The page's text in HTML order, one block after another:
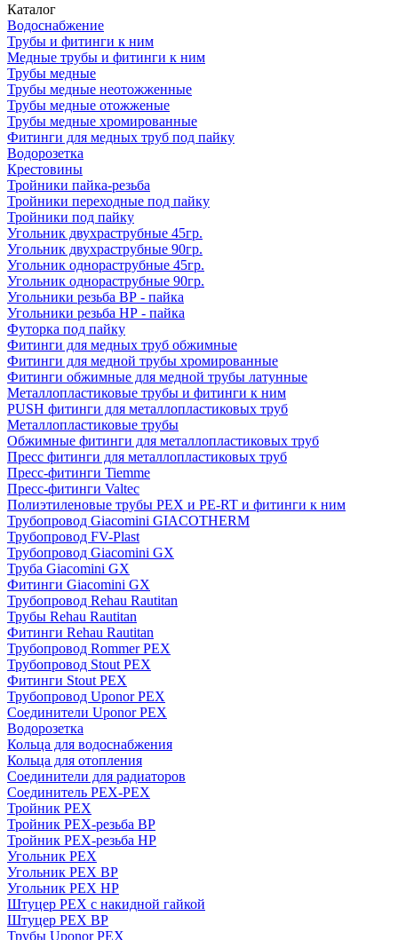
Каталог
Водоснабжение
Трубы и фитинги к ним
Медные трубы и фитинги к ним
Трубы медные
Трубы медные неотожженные
Трубы медные отожженые
Трубы медные хромированные
Фитинги для медных труб под пайку
Водорозетка
Крестовины
Тройники пайка-резьба
Тройники переходные под пайку
Тройники под пайку
Угольник двухраструбные 45гр.
Угольник двухраструбные 90гр.
Угольник однораструбные 45гр.
Угольник однораструбные 90гр.
Угольники резьба ВР - пайка
Угольники резьба НР - пайка
Футорка под пайку
Фитинги для медных труб обжимные
Фитинги для медной трубы хромированные
Фитинги обжимные для медной трубы латунные
Металлопластиковые трубы и фитинги к ним
PUSH фитинги для металлопластиковых труб
Металлопластиковые трубы
Обжимные фитинги для металлопластиковых труб
Пресс фитинги для металлопластиковых труб
Пресс-фитинги Tiemme
Пресс-фитинги Valtec
Полиэтиленовые трубы PEX и PE-RT и фитинги к ним
Трубопровод Giacomini GIACOTHERM
Трубопровод FV-Plast
Трубопровод Giacomini GX
Труба Giacomini GX
Фитинги Giacomini GX
Трубопровод Rehau Rautitan
Трубы Rehau Rautitan
Фитинги Rehau Rautitan
Трубопровод Rommer PEX
Трубопровод Stout PEX
Фитинги Stout PEX
Трубопровод Uponor PEX
Соединители Uponor PEX
Водорозетка
Кольца для водоснабжения
Кольца для отопления
Соединители для радиаторов
Соединитель PEX-PEX
Тройник PEX
Тройник PEX-резьба ВР
Тройник PEX-резьба НР
Угольник PEX
Угольник PEX ВР
Угольник PEX НР
Штуцер PEX c накидной гайкой
Штуцер PEX ВР
Трубы Uponor PEX